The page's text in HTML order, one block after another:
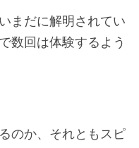
まだに解明されてい
数回は体験するよう
のか、それともスピ